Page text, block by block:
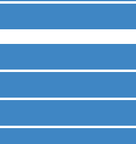
イプ
ェクトコンベヤ ダンパタ
プ